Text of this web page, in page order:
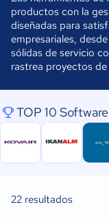
productos con la
diseñadas para
empresariales,
sólidas de servicio
rastrea proyectos de
TOP 10
22 resultados